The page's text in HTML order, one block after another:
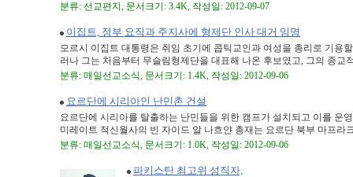
분류: 선교편지, 문서크기: 3.4K, 작성일: 2012-09-07
이집트, 정부 요직과 주지사에 형제단 인사 대거 임명
모르시 이집트 대통령은 취임 초기에 콥틱교인과 여성을 총리로 기용
러나 그는 처음부터 무슬림형제단을 대표해 나온 후보였고, 그의 종교
분류: 매일선교소식, 문서크기: 1.4K, 작성일: 2012-09-06
요르단에 시리아인 난민촌 건설
요르단에 시리아를 탈출하는 난민들을 위한 캠프가 설치되고 이를 운
미레이트 적신월사의 빈 자이드 알 나흐얀 총재는 요르단 북부 마프라
분류: 매일선교소식, 문서크기: 1.0K, 작성일: 2012-09-06
파키스탄 최고위 성직자,